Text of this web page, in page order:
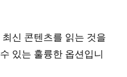
신 콘텐츠를 읽는 것을
있는 훌륭한 옵션입니